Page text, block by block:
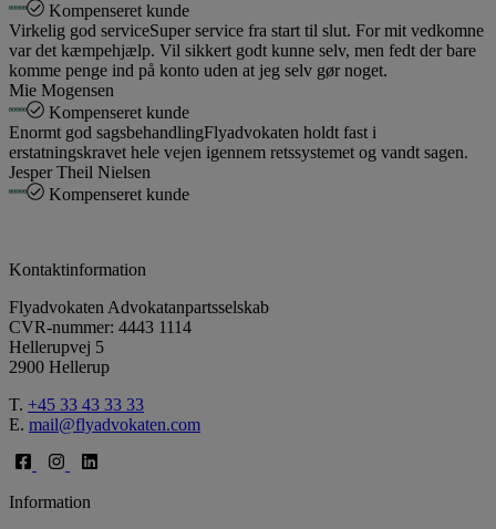
Kompenseret kunde
Virkelig god serviceSuper service fra start til slut. For mit vedkomne
var det kæmpehjælp. Vil sikkert godt kunne selv, men fedt der bare
komme penge ind på konto uden at jeg selv gør noget.
Mie Mogensen
Kompenseret kunde
Enormt god sagsbehandlingFlyadvokaten holdt fast i
erstatningskravet hele vejen igennem retssystemet og vandt sagen.
Jesper Theil Nielsen
Kompenseret kunde
Kontaktinformation
Flyadvokaten Advokatanpartsselskab
CVR-nummer: 4443 1114
Hellerupvej 5
2900 Hellerup
T. +45 33 43 33 33
E. mail@flyadvokaten.com
Information